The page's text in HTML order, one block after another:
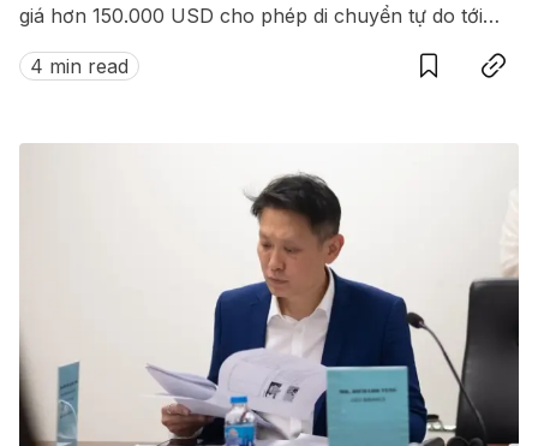
giá hơn 150.000 USD cho phép di chuyển tự do tới
hàng loạt quốc gia không cần visa.
4 min read
SaveCopy link